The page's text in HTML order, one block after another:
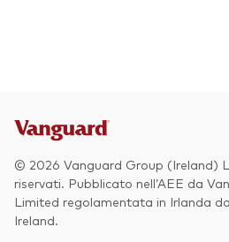
Attiva
Passiva
Prevenzione delle frodi
© 2026 Vanguard Group (Ireland)
riservati. Pubblicato nell’AEE da
Limited regolamentata in Irlanda
Ireland.